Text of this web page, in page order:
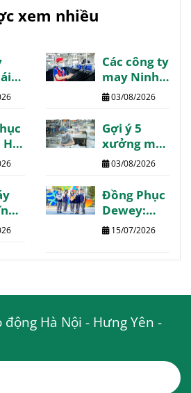
xem nhiều
Các công ty
may Ninh
Bình giá tốt
review
03/08/2026
Gợi ý 5
xưởng may
Phú Thọ
giá tốt giao
nhanh
03/08/2026
Đồng Phục
Dewey:
Trường
The Dewey
15/07/2026
động Hà Nội - Hưng Yên -